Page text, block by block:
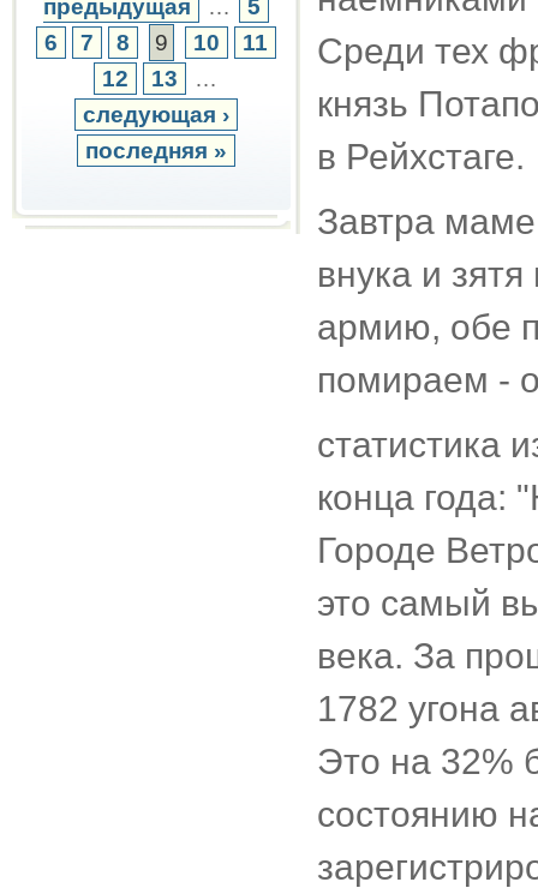
предыдущая …
5
6
7 8 9 10
11
12
13
…
следующая ›
последняя »
Среди тех
князь
в Рейхстаге.
Завтра маме
внука и
армию, обе
помираем -
статистика
конца года:
Городе
это самый
века. За
1782 угона
Это на 32%
состоянию